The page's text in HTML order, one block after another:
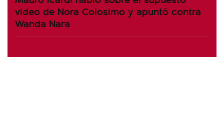
video de Nora Colosimo y apuntó contra
Wanda Nara